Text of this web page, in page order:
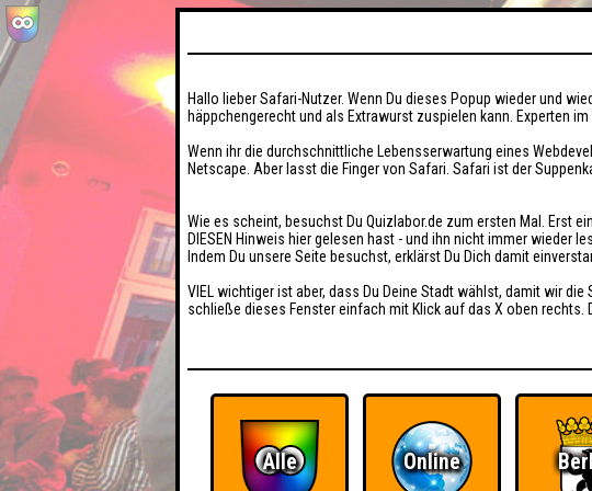
Hallo lieber Safari-Nutzer. Wenn Du dieses Popup wieder und
häppchengerecht und als Extrawurst zuspielen kann. Experten
Wenn ihr die durchschnittliche Lebensserwartung eines
Netscape. Aber lasst die Finger von Safari. Safari ist der
Wie es scheint, besuchst Du Quizlabor.de zum ersten Mal. Erst
DIESEN Hinweis hier gelesen hast - und ihn nicht immer wieder
Indem Du unsere Seite besuchst, erklärst Du Dich damit
VIEL wichtiger ist aber, dass Du Deine Stadt wählst, damit wir
schließe dieses Fenster einfach mit Klick auf das X oben
Alle Online